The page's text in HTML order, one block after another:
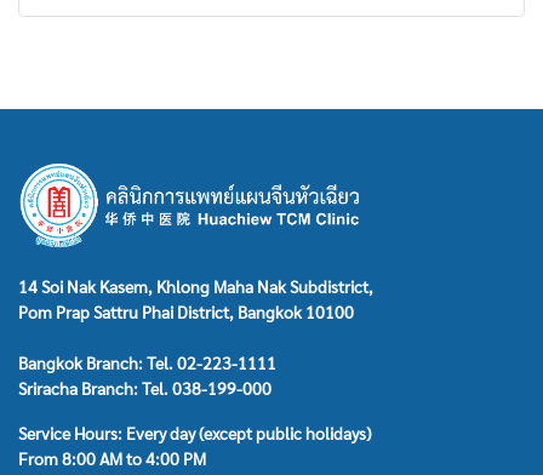
14 Soi Nak Kasem, Khlong Maha Nak Subdistrict,
Pom Prap Sattru Phai District, Bangkok 10100
Bangkok Branch: Tel. 02-223-1111
Sriracha Branch: Tel. 038-199-000
Service Hours: Every day (except public holidays)
From 8:00 AM to 4:00 PM